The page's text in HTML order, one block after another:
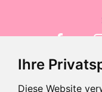
Ihre
Diese Website